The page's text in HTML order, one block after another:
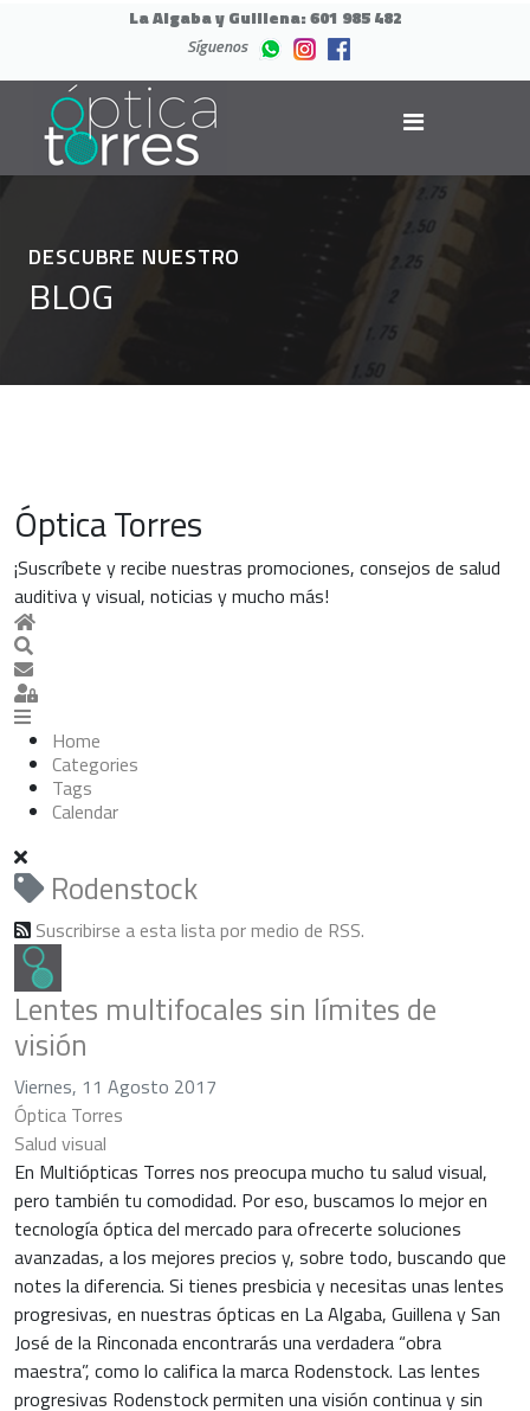
La Algaba y Guillena:601 985 482
Síguenos
DESCUBRE NUESTRO
BLOG
Óptica Torres
¡Suscríbete y recibe nuestras promociones, consejos de salud
auditiva y visual, noticias y mucho más!
Home
Search
Suscribirse a las actualizaciones
Sign In
Home
Categories
Tags
Calendar
Rodenstock
Suscribirse a esta lista por medio de RSS.
Lentes multifocales sin límites de
visión
Viernes, 11 Agosto 2017
Óptica Torres
Salud visual
En Multiópticas Torres nos preocupa mucho tu salud visual,
pero también tu comodidad. Por eso, buscamos lo mejor en
tecnología óptica del mercado para ofrecerte soluciones
avanzadas, a los mejores precios y, sobre todo, buscando que
notes la diferencia. Si tienes presbicia y necesitas unas lentes
progresivas, en nuestras ópticas en La Algaba, Guillena y San
José de la Rinconada encontrarás una verdadera “obra
maestra”, como lo califica la marca Rodenstock. Las lentes
progresivas Rodenstock permiten una visión continua y sin